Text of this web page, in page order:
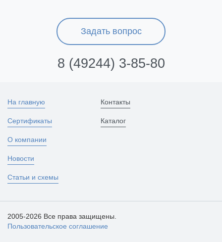
Задать вопрос
8 (49244) 3-85-80
На главную
Сертификаты
О компании
Новости
Статьи и схемы
Контакты
Каталог
2005-2026 Все права защищены.
Пользовательское соглашение